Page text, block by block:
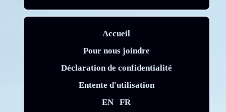
Accueil
Pour nous joindre
Déclaration de confidentialité
Entente d'utilisation
EN
FR